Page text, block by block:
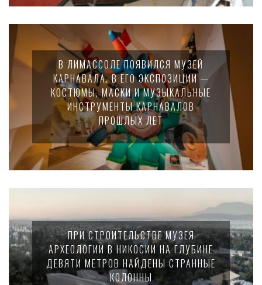
В ЛИМАССОЛЕ ПОЯВИЛСЯ МУЗЕЙ
КАРНАВАЛА. В ЕГО ЭКСПОЗИЦИИ —
КОСТЮМЫ, МАСКИ И МУЗЫКАЛЬНЫЕ
ИНСТРУМЕНТЫ КАРНАВАЛОВ
ПРОШЛЫХ ЛЕТ
ПРИ СТРОИТЕЛЬСТВЕ МУЗЕЯ
АРХЕОЛОГИИ В НИКОСИИ НА ГЛУБИНЕ
ДЕВЯТИ МЕТРОВ НАЙДЕНЫ СТРАННЫЕ
КОЛОННЫ